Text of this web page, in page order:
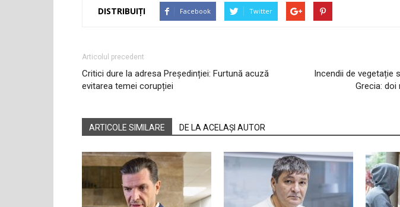
DISTRIBUIȚI Facebook Twitter
Articolul precedent
Critici dure la adresa Președinției: Furtună acuză
evitarea temei corupției
Incendii de vegetație
Grecia:
ARTICOLE SIMILARE DE LA ACELAȘI AUTOR